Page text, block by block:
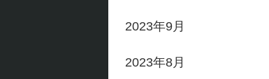
2023年9月
2023年8月